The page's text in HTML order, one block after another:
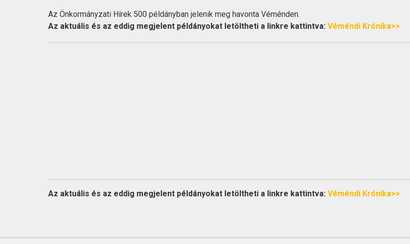
KAPCSOLAT
Az Önkormányzati Hírek 500 példányban jelenik meg havonta Véménden.
Az aktuális és az eddig megjelent példányokat letöltheti a linkre kattintva: Véméndi Krónika>>
Az aktuális és az eddig megjelent példányokat letöltheti a linkre kattintva: Véméndi Krónika>>